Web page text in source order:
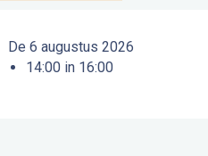
De 6 augustus 2026
14:00 in 16:00